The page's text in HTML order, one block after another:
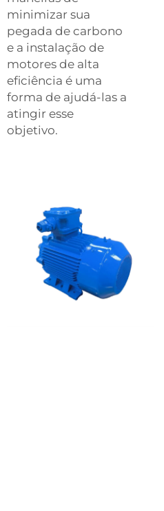
minimizar sua
pegada de carbono
e a instalação de
motores de alta
eficiência é uma
forma de ajudá-las a
atingir esse
objetivo.